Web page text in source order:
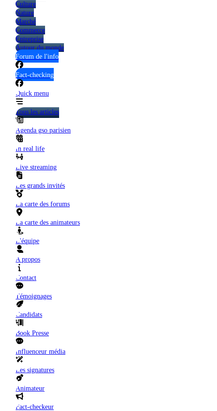
Culture
Nature
Marché
Commerce
Entreprise
Autour du monde
Forum de l'info
Fact-checking
Quick menu
Tous les articles
Agenda gso parisien
In real life
Live streaming
Les grands invités
La carte des forums
La carte des animateurs
L'équipe
A propos
Contact
Témoignages
Candidats
Book Presse
Influenceur média
Les signatures
Animateur
Fact-checkeur